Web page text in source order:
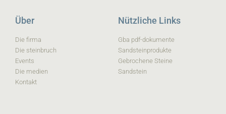
Über
Die firma
Die steinbruch
Events
Die medien
Kontakt
Nützliche Links
Gba pdf-dokumente
Sandsteinprodukte
Gebrochene Steine
Sandstein